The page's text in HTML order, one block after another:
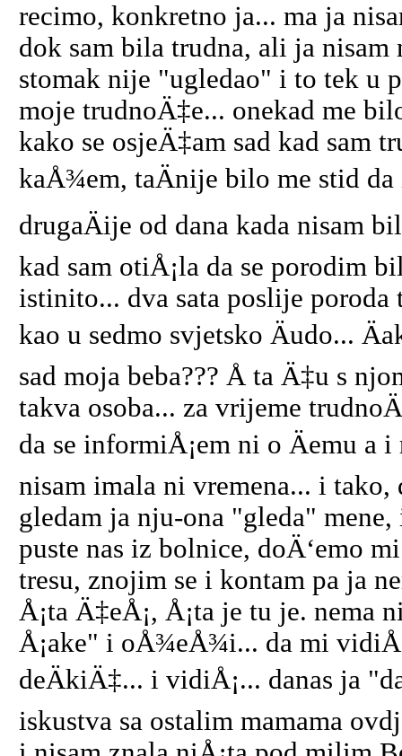
recimo, konkretno ja... ma ja
dok sam bila trudna, ali ja
stomak nije "ugledao" i to tek u
moje trudnoÄ‡e... onekad me
kako se osjeÄ‡am sad kad sam
kaÅ¾em, taÄnije bilo me stid
drugaÄije od dana kada nisam
kad sam otiÅ¡la da se porodim
istinito... dva sata poslije poroda
kao u sedmo svjetsko Äudo...
sad moja beba??? Å ta Ä‡u s
takva osoba... za vrijeme
da se informiÅ¡em ni o Äemu a
nisam imala ni vremena... i tako,
gledam ja nju-ona "gleda"
puste nas iz bolnice, doÄ‘emo
tresu, znojim se i kontam pa ja
Å¡ta Ä‡eÅ¡, Å¡ta je tu je. nema
Å¡ake" i oÅ¾eÅ¾i... da mi
deÄkiÄ‡... i vidiÅ¡... danas ja
iskustva sa ostalim mamama